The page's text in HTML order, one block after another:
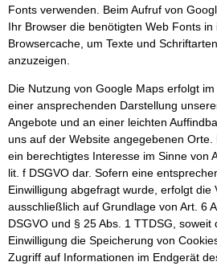
Fonts verwenden. Beim Aufruf von
Ihr Browser die benötigten Web Fonts in
Browsercache, um Texte und
anzuzeigen.
Die Nutzung von Google Maps erfolgt
einer ansprechenden Darstellung
Angebote und an einer leichten
uns auf der Website angegebenen Orte.
ein berechtigtes Interesse im Sinne von
lit. f DSGVO dar. Sofern eine
Einwilligung abgefragt wurde, erfolgt die
ausschließlich auf Grundlage von Art. 6
DSGVO und § 25 Abs. 1 TTDSG, soweit
Einwilligung die Speicherung von
Zugriff auf Informationen im Endgerät